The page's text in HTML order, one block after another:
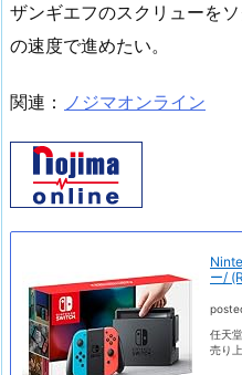
ザンギエフのスクリューを
の速度で進めたい。
関連： ノジマオンライン
ー/
任天
売り